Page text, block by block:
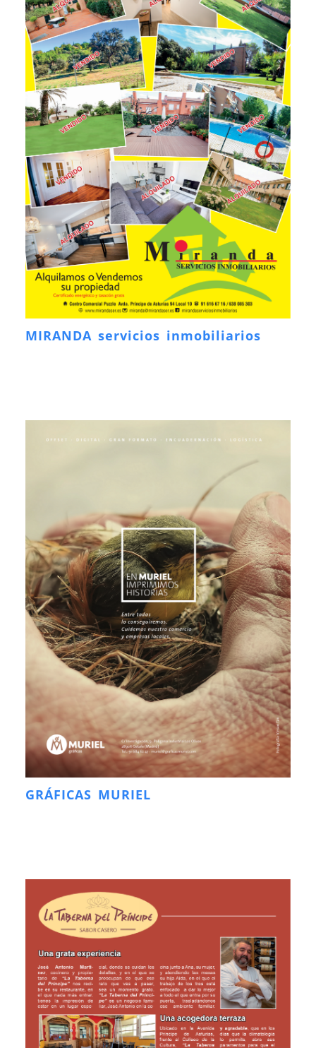
MIRANDA servicios inmobiliarios
GRÁFICAS MURIEL